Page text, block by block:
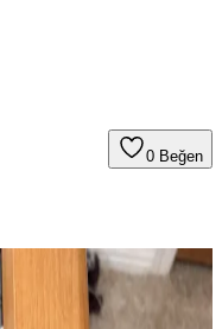
0 Beğen
Antika Örtüler: